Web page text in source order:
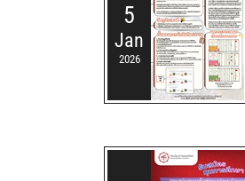
5
Jan
2026